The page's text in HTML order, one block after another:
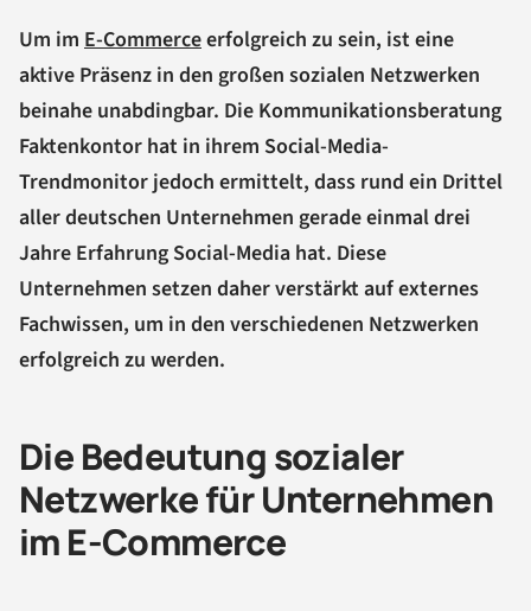
Um im E-Commerceerfolgreich zu sein, ist eine
aktive Präsenz in den großen sozialen Netzwerken
beinahe unabdingbar. Die Kommunikationsberatung
Faktenkontor hat in ihrem Social-Media-
Trendmonitor jedoch ermittelt, dass rund ein Drittel
aller deutschen Unternehmen gerade einmal drei
Jahre Erfahrung Social-Media hat. Diese
Unternehmen setzen daher verstärkt auf externes
Fachwissen, um in den verschiedenen Netzwerken
erfolgreich zu werden.
Die Bedeutung sozialer
Netzwerke für Unternehmen
im E-Commerce